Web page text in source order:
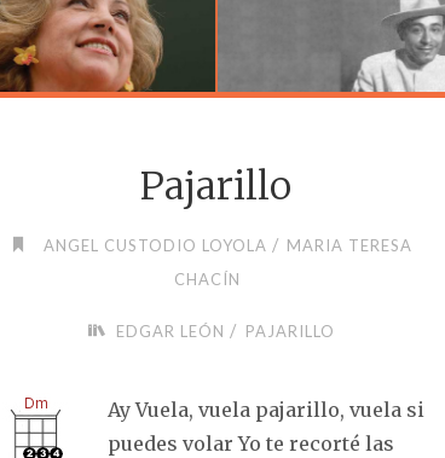
Pajarillo
ANGEL CUSTODIO LOYOLA / MARIA TERESA
CHACÍN
EDGAR LEÓN / PAJARILLO
Ay Vuela, vuela pajarillo, vuela si
puedes volar Yo te recorté las